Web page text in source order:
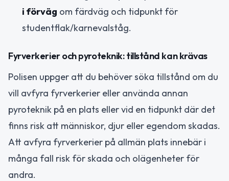
i förväg om färdväg och tidpunkt för
studentflak/karnevalståg.
Fyrverkerier och pyroteknik: tillstånd kan krävas
Polisen uppger att du behöver söka tillstånd om du
vill avfyra fyrverkerier eller använda annan
pyroteknik på en plats eller vid en tidpunkt där det
finns risk att människor, djur eller egendom skadas.
Att avfyra fyrverkerier på allmän plats innebär i
många fall risk för skada och olägenheter för
andra.